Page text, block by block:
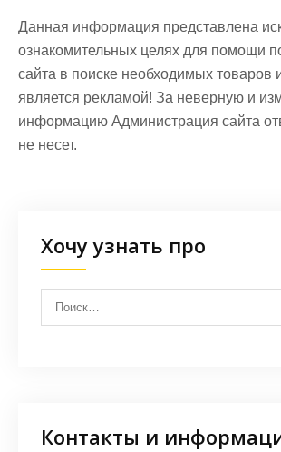
Данная информация представлена
ознакомительных целях для помощи
сайта в поиске необходимых товаров
является рекламой! За неверную и
информацию Администрация сайта
не несет.
Хочу узнать про
Контакты и